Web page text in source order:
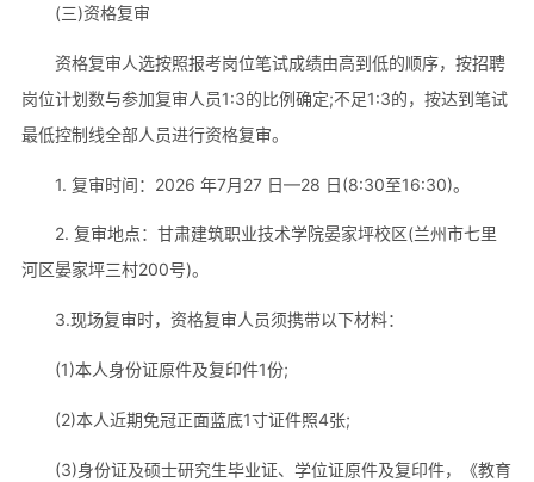
(三)资格复审
资格复审人选按照报考岗位笔试成绩由高到低的顺序，按招聘
岗位计划数与参加复审人员1:3的比例确定;不足1:3的，按达到笔试
最低控制线全部人员进行资格复审。
1. 复审时间：2026 年7月27 日—28 日(8:30至16:30)。
2. 复审地点：甘肃建筑职业技术学院晏家坪校区(兰州市七里
河区晏家坪三村200号)。
3.现场复审时，资格复审人员须携带以下材料：
(1)本人身份证原件及复印件1份;
(2)本人近期免冠正面蓝底1寸证件照4张;
(3)身份证及硕士研究生毕业证、学位证原件及复印件，《教育